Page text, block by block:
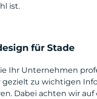
ist.
für Stade
Ihr Unternehmen
zu wichtigen
Dabei achten wir auf